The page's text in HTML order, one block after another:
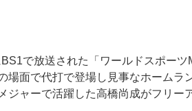
で放送された「ワールドスポー
場面で代打で登場し見事なホームラ
ジャーで活躍した高橋尚成がフリー